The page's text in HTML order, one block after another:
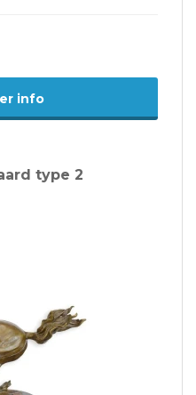
info
type 2